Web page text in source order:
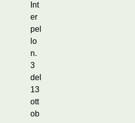
Int
er
pel
lo
n.
3
del
13
ott
ob